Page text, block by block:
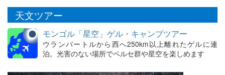
天文ツアー
モンゴル「星空」ゲル・キャンプツアー
ウランバートルから西へ250km以上離れたゲルに連
泊。光害のない場所でペルセ群や星空を楽しめます